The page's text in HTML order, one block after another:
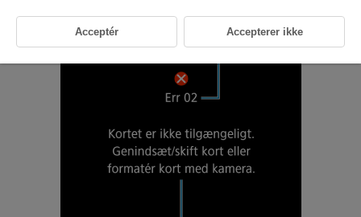
Acceptér Accepterer ikke